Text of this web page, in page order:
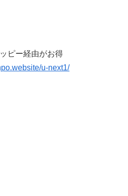
ピー経由がお得
u-next1/